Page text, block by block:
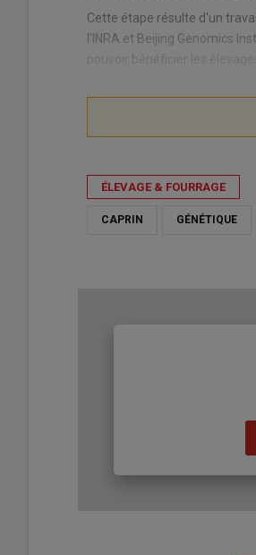
Cette étape résulte d'un
l'INRA et Beijing Genomics
pouvoir bénéficier les
ÉLEVAGE & FOURRAGE
CAPRIN GÉNÉTIQUE